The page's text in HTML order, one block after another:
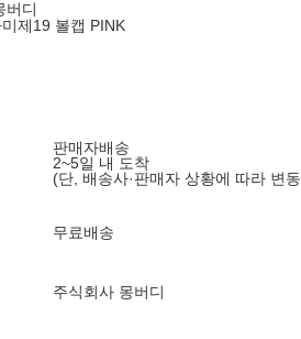
버디
제19 볼캡 PINK
판매자배송
2~5일 내 도착
(단, 배송사·판매자 상황에 따라 변
무료배송
주식회사 몽버디